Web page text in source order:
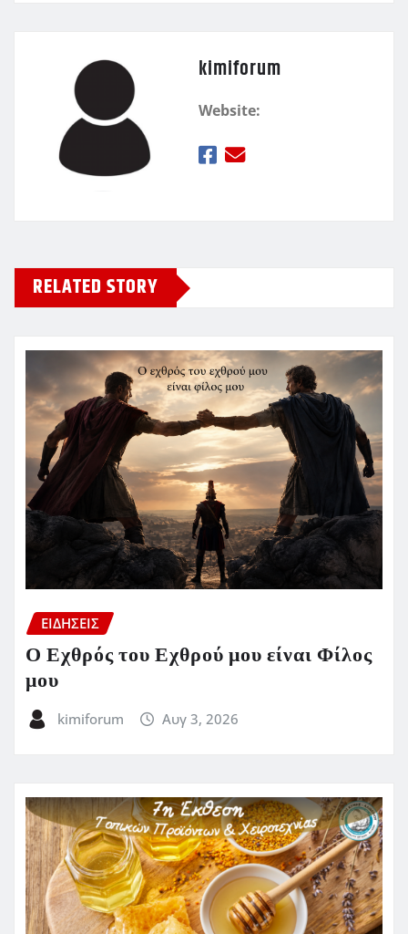
kimiforum
Website:
RELATED STORY
ΕΙΔΗΣΕΙΣ
Ο Εχθρός του Εχθρού μου είναι Φίλος
μου
kimiforum Αυγ 3, 2026